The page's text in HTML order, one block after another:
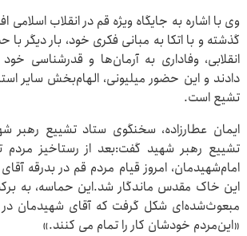
وی با اشاره به جایگاه ویژه قم در انقلاب اسلامی
گذشته و با اتکا به مبانی فکری خود، بار دیگر
انقلابی، وفاداری به آرمان‌ها و قدرشناسی
دادند و این حضور میلیونی، الهام‌بخش سایر
تشیع است.
ایمان عطارزاده، سخنگوی ستاد تشییع رهبر
تشییع رهبر شهید گفت:بعد از رستاخیز مردم
امام‌شهیدمان، امروز قیام مردم قم در بدرقه
این خاک مقدس ماندگار شد.این حماسه، به
‌مبعوث‌شده‌ای شکل گرفت که آقای شهیدمان در
«این‌مردم خودشان کار را تمام‌ می کنند.»